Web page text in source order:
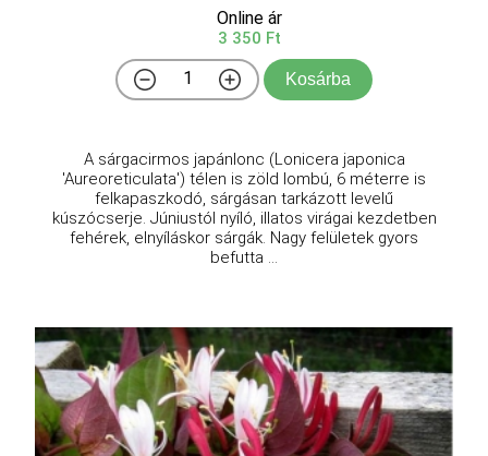
Online ár
3 350 Ft
Kosárba
A sárgacirmos japánlonc (Lonicera japonica
'Aureoreticulata') télen is zöld lombú, 6 méterre is
felkapaszkodó, sárgásan tarkázott levelű
kúszócserje. Júniustól nyíló, illatos virágai kezdetben
fehérek, elnyíláskor sárgák. Nagy felületek gyors
befutta ...